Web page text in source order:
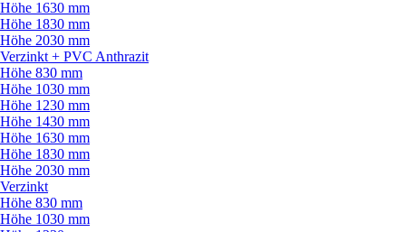
Höhe 1630 mm
Höhe 1830 mm
Höhe 2030 mm
Verzinkt + PVC Anthrazit
Höhe 830 mm
Höhe 1030 mm
Höhe 1230 mm
Höhe 1430 mm
Höhe 1630 mm
Höhe 1830 mm
Höhe 2030 mm
Verzinkt
Höhe 830 mm
Höhe 1030 mm